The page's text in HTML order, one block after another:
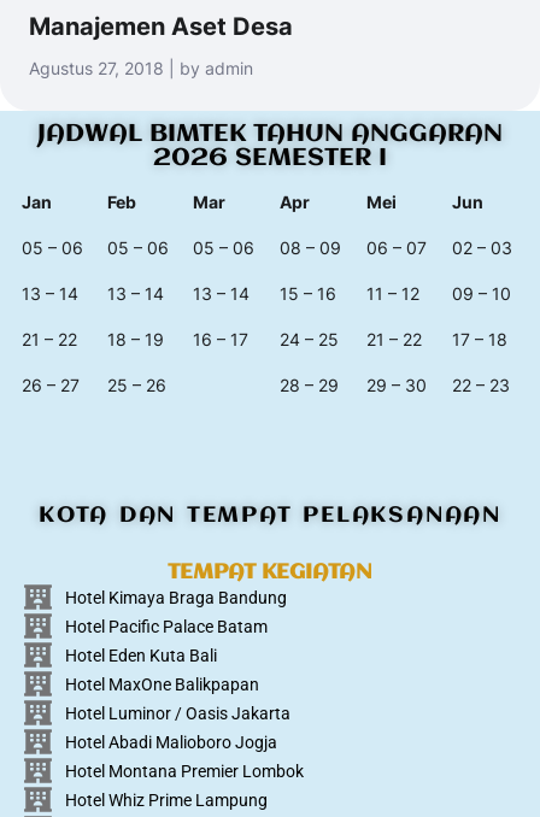
Manajemen Aset Desa
Agustus 27, 2018 | by admin
JADWAL BIMTEK TAHUN ANGGARAN
2026 SEMESTER I
Jan Feb Mar Apr Mei Jun
05 – 06 05 – 06 05 – 06 08 – 09 06 – 07 02 – 03
13 – 14 13 – 14 13 – 14 15 – 16 11 – 12 09 – 10
21 – 22 18 – 19 16 – 17 24 – 25 21 – 22 17 – 18
26 – 27 25 – 26 28 – 29 29 – 30 22 – 23
KOTA DAN TEMPAT PELAKSANAAN
TEMPAT KEGIATAN
Hotel Kimaya Braga Bandung
Hotel Pacific Palace Batam
Hotel Eden Kuta Bali
Hotel MaxOne Balikpapan
Hotel Luminor / Oasis Jakarta
Hotel Abadi Malioboro Jogja
Hotel Montana Premier Lombok
Hotel Whiz Prime Lampung